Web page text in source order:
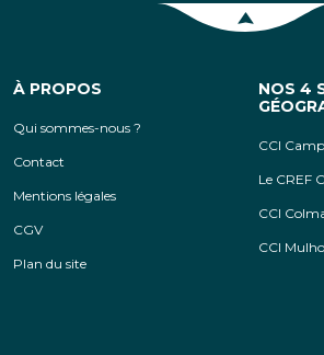
Retour
À PROPOS
Qui sommes-nous ?
Contact
Mentions légales
CGV
Plan du site
NOS 4
CCI
Le CREF
CCI
CCI